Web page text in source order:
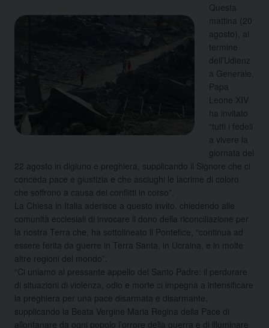
Questa
mattina (20
agosto), al
termine
dell’Udienz
a Generale,
Papa
Leone XIV
ha invitato
“tutti i fedeli
a vivere la
giornata del
22 agosto in digiuno e preghiera, supplicando il Signore che ci
conceda pace e giustizia e che asciughi le lacrime di coloro
che soffrono a causa dei conflitti in corso”.
La Chiesa in Italia aderisce a questo invito, chiedendo alle
comunità ecclesiali di invocare il dono della riconciliazione per
la nostra Terra che, ha sottolineato il Pontefice, “continua ad
essere ferita da guerre in Terra Santa, in Ucraina, e in molte
altre regioni del mondo”.
“Ci uniamo al pressante appello del Santo Padre: il perdurare
di situazioni di violenza, odio e morte ci impegna a intensificare
la preghiera per una pace disarmata e disarmante,
supplicando la Beata Vergine Maria Regina della Pace di
allontanare da ogni popolo l’orrore della guerra e di illuminare